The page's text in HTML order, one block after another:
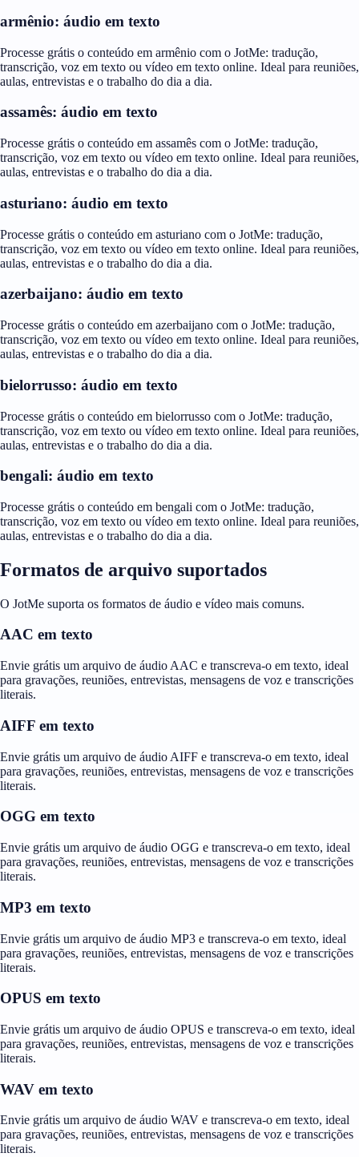
armênio: áudio em texto
Processe grátis o conteúdo em armênio com o JotMe: tradução,
transcrição, voz em texto ou vídeo em texto online. Ideal para reuniões,
aulas, entrevistas e o trabalho do dia a dia.
assamês: áudio em texto
Processe grátis o conteúdo em assamês com o JotMe: tradução,
transcrição, voz em texto ou vídeo em texto online. Ideal para reuniões,
aulas, entrevistas e o trabalho do dia a dia.
asturiano: áudio em texto
Processe grátis o conteúdo em asturiano com o JotMe: tradução,
transcrição, voz em texto ou vídeo em texto online. Ideal para reuniões,
aulas, entrevistas e o trabalho do dia a dia.
azerbaijano: áudio em texto
Processe grátis o conteúdo em azerbaijano com o JotMe: tradução,
transcrição, voz em texto ou vídeo em texto online. Ideal para reuniões,
aulas, entrevistas e o trabalho do dia a dia.
bielorrusso: áudio em texto
Processe grátis o conteúdo em bielorrusso com o JotMe: tradução,
transcrição, voz em texto ou vídeo em texto online. Ideal para reuniões,
aulas, entrevistas e o trabalho do dia a dia.
bengali: áudio em texto
Processe grátis o conteúdo em bengali com o JotMe: tradução,
transcrição, voz em texto ou vídeo em texto online. Ideal para reuniões,
aulas, entrevistas e o trabalho do dia a dia.
Formatos de arquivo suportados
O JotMe suporta os formatos de áudio e vídeo mais comuns.
AAC em texto
Envie grátis um arquivo de áudio AAC e transcreva-o em texto, ideal
para gravações, reuniões, entrevistas, mensagens de voz e transcrições
literais.
AIFF em texto
Envie grátis um arquivo de áudio AIFF e transcreva-o em texto, ideal
para gravações, reuniões, entrevistas, mensagens de voz e transcrições
literais.
OGG em texto
Envie grátis um arquivo de áudio OGG e transcreva-o em texto, ideal
para gravações, reuniões, entrevistas, mensagens de voz e transcrições
literais.
MP3 em texto
Envie grátis um arquivo de áudio MP3 e transcreva-o em texto, ideal
para gravações, reuniões, entrevistas, mensagens de voz e transcrições
literais.
OPUS em texto
Envie grátis um arquivo de áudio OPUS e transcreva-o em texto, ideal
para gravações, reuniões, entrevistas, mensagens de voz e transcrições
literais.
WAV em texto
Envie grátis um arquivo de áudio WAV e transcreva-o em texto, ideal
para gravações, reuniões, entrevistas, mensagens de voz e transcrições
literais.